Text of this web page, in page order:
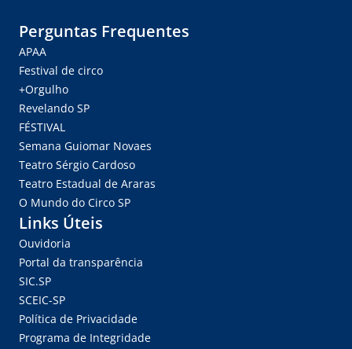
Perguntas Frequentes
APAA
Festival de circo
+Orgulho
Revelando SP
FÉSTIVAL
Semana Guiomar Novaes
Teatro Sérgio Cardoso
Teatro Estadual de Araras
O Mundo do Circo SP
Links Úteis
Ouvidoria
Portal da transparência
SIC.SP
SCEIC-SP
Política de Privacidade
Programa de Integridade